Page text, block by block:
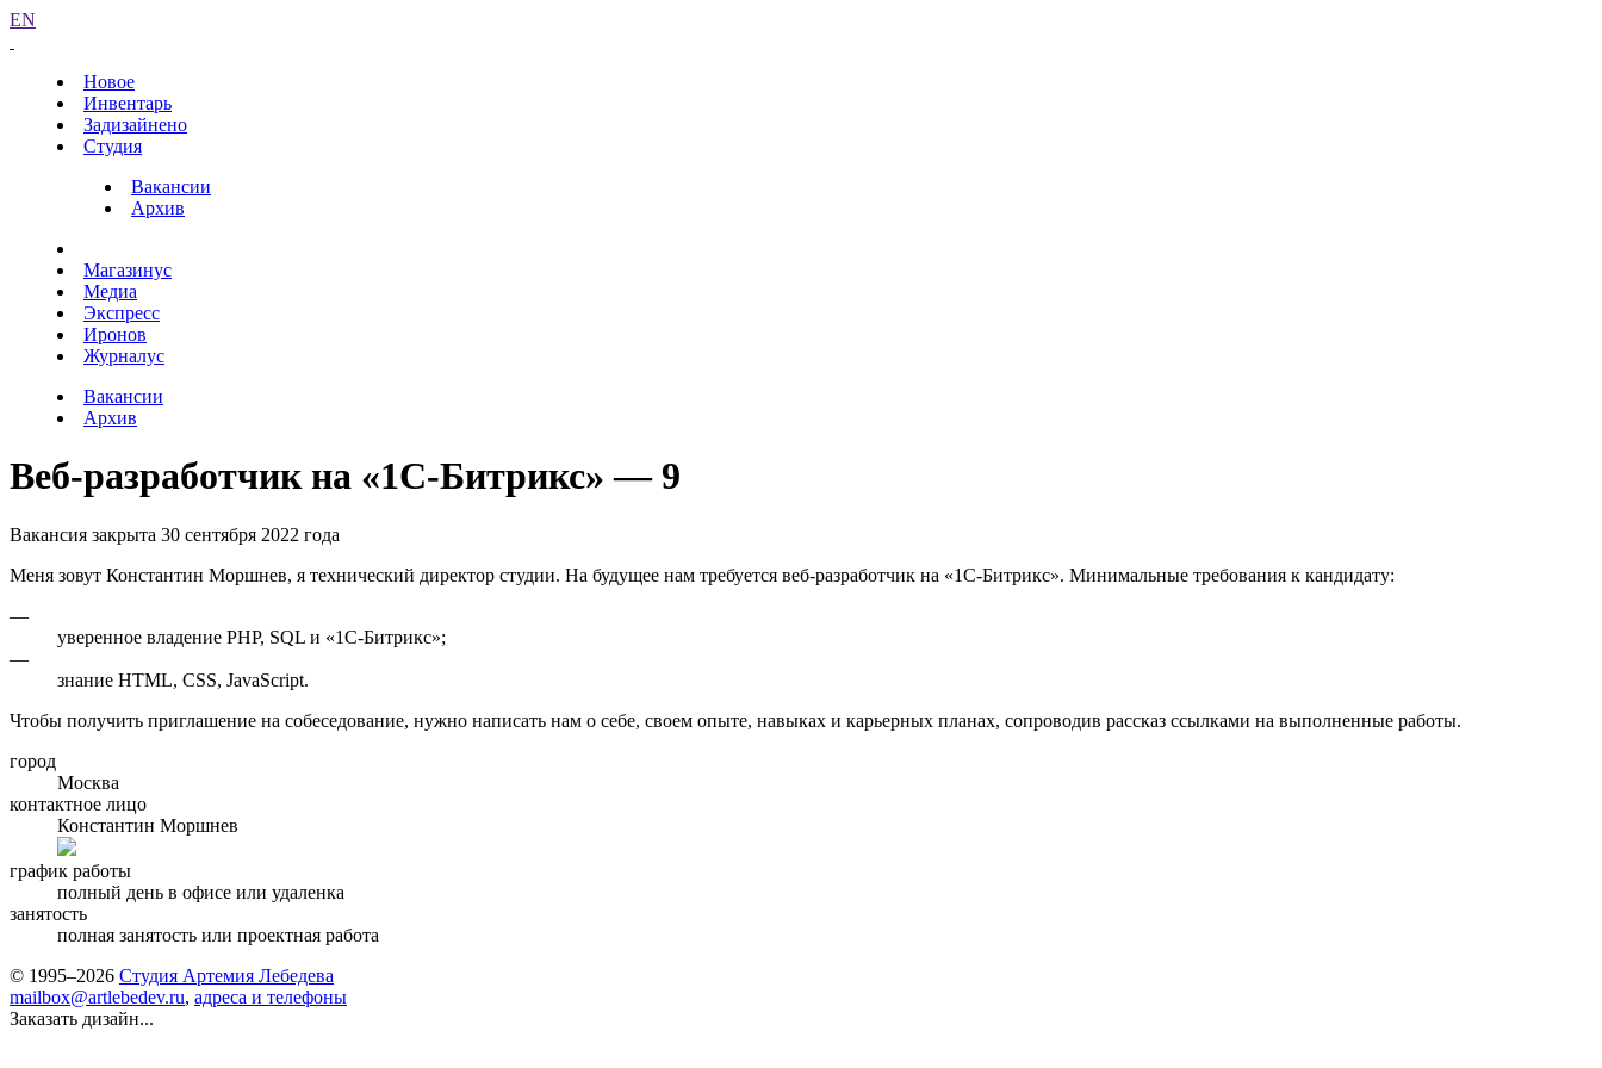
EN
Новое
Инвентарь
Задизайнено
Студия
Вакансии
Архив
Магазинус
Медиа
Экспресс
Иронов
Журналус
Вакансии
Архив
Веб-разработчик на «1С-Битрикс» — 9
Вакансия закрыта 30 сентября 2022 года
Меня зовут Константин Моршнев, я технический директор студии. На будущее нам требуется веб-разработчик на «1С-Битрикс». Минимальные требования к кандидату:
—
уверенное владение PHP, SQL и «1С-Битрикс»;
—
знание HTML, CSS, JavaScript.
Чтобы получить приглашение на собеседование, нужно написать нам о себе, своем опыте, навыках и карьерных планах, сопроводив рассказ ссылками на выполненные работы.
город
Москва
контактное лицо
Константин Моршнев
график работы
полный день в офисе или удаленка
занятость
полная занятость или проектная работа
© 1995–2026 Студия Артемия Лебедева
mailbox@artlebedev.ru, адреса и телефоны
Заказать дизайн...